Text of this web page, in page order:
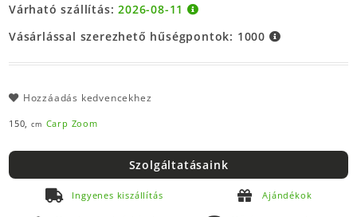
Várható szállítás:2026-08-11
Vásárlással szerezhető hűségpontok: 1000
Hozzáadás kedvencekhez
150, cm Carp Zoom
Szolgáltatásaink
Ingyenes kiszállítás Ajándékok